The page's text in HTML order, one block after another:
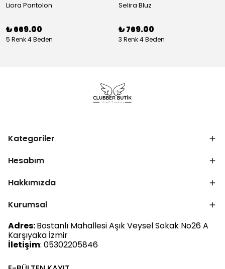
Liora Pantolon
₺ 669.00
5 Renk 4 Beden
Selira Bluz
₺ 769.00
3 Renk 4 Beden
Kategoriler
Hesabım
Hakkımızda
Kurumsal
Adres:Bostanlı Mahallesi Aşık Veysel Sokak No26 A
Karşıyaka İzmir
İletişim: 05302205846